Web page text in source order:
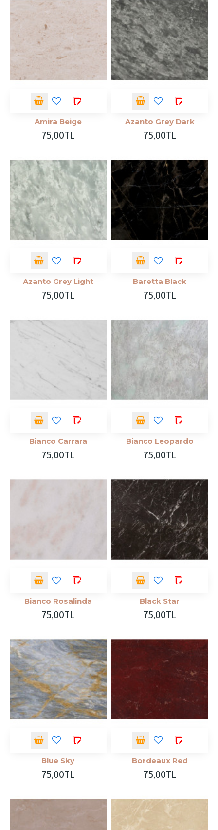
Amira Beige
75,00TL
Azanto Grey Dark
75,00TL
Azanto Grey Light
75,00TL
Baretta Black
75,00TL
Bianco Carrara
75,00TL
Bianco Leopardo
75,00TL
Bianco Rosalinda
75,00TL
Black Star
75,00TL
Blue Sky
75,00TL
Bordeaux Red
75,00TL